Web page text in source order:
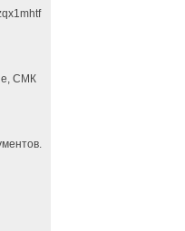
СМК